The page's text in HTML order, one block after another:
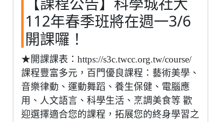
112年春季班將在週一3/6
開課囉！
★開課課表：https://s3c.twcc.org.tw/course/
課程豐富多元，百門優良課程：藝術美學、
音樂律動、運動舞蹈、養生保健、電腦應
用、人文語言、科學生活、烹調美食等 歡
迎選擇適合您的課程，拓展您的終身學習之